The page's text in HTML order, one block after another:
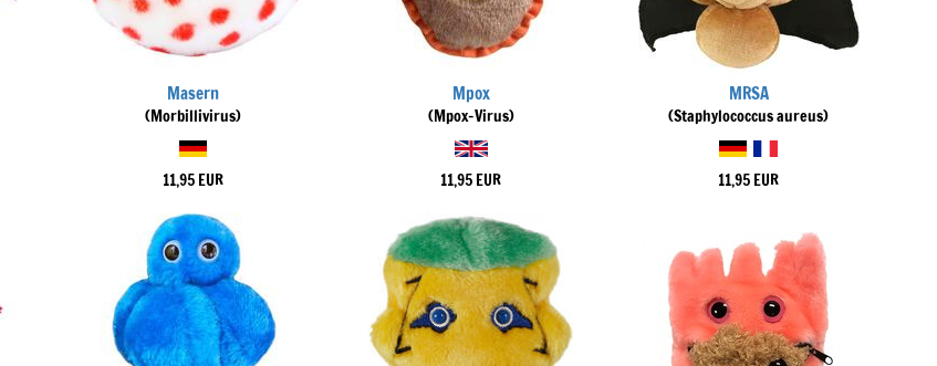
Masern
(Morbillivirus)
11,95 EUR
Mpox
(Mpox-Virus)
11,95 EUR
MRSA
(Staphylococcus aureus)
11,95 EUR